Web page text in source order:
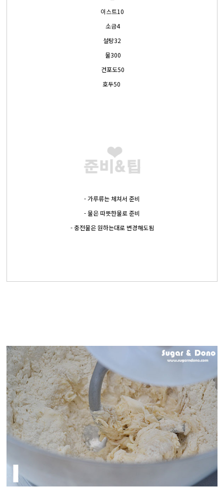
이스트10
소금4
설탕32
물300
건포도50
호두50
- 가루류는 체쳐서 준비
- 물은 따뜻한물로 준비
- 충전물은 원하는대로 변경해도됨